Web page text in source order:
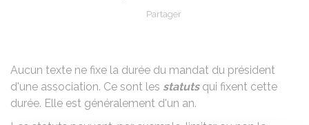
Partager
Aucun texte ne fixe la durée du mandat du président
d'une association. Ce sont les statutsqui fixent cette
durée. Elle est généralement d'un an.